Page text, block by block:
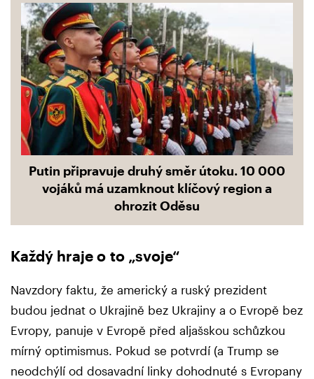
Putin připravuje druhý směr útoku. 10 000
vojáků má uzamknout klíčový region a
ohrozit Oděsu
Každý hraje o to „svoje“
Navzdory faktu, že americký a ruský prezident
budou jednat o Ukrajině bez Ukrajiny a o Evropě bez
Evropy, panuje v Evropě před aljašskou schůzkou
mírný optimismus. Pokud se potvrdí (a Trump se
neodchýlí od dosavadní linky dohodnuté s Evropany